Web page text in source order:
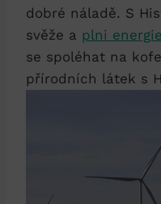
dobré náladě. S
svěže a plni
se spoléhat na
přírodních látek s